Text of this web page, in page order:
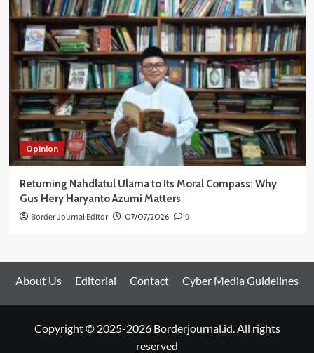
Opinion
Returning Nahdlatul Ulama to Its Moral Compass: Why
Gus Hery Haryanto Azumi Matters
Border Journal Editor 07/07/2026 0
About Us Editorial Contact Cyber Media Guidelines
Copyright © 2025-2026 Borderjournal.id. All rights
reserved